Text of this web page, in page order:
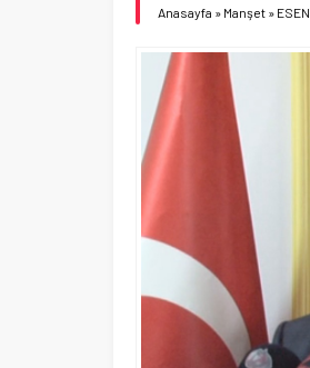
Anasayfa » Manşet »